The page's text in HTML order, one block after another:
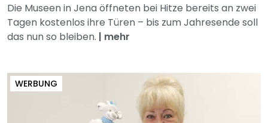
Die Museen in Jena öffneten bei Hitze bereits an zwei
Tagen kostenlos ihre Türen – bis zum Jahresende soll
das nun so bleiben. | mehr
WERBUNG